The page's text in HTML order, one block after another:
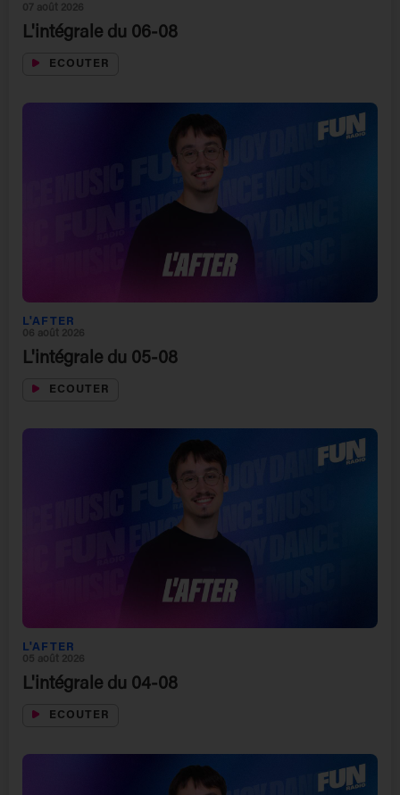
07 août 2026
L'intégrale du 06-08
ECOUTER
L'AFTER
06 août 2026
L'intégrale du 05-08
ECOUTER
L'AFTER
05 août 2026
L'intégrale du 04-08
ECOUTER